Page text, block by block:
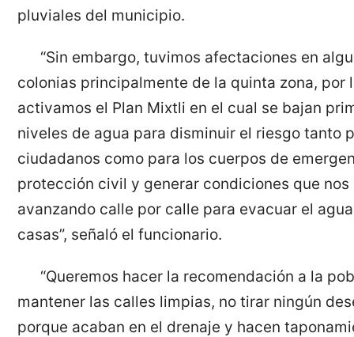
pluviales del municipio.
“Sin embargo, tuvimos afectaciones en
colonias principalmente de la quinta zona, por
activamos el Plan Mixtli en el cual se bajan
niveles de agua para disminuir el riesgo tanto
ciudadanos como para los cuerpos de
protección civil y generar condiciones que
avanzando calle por calle para evacuar el
casas”, señaló el funcionario.
“Queremos hacer la recomendación a la
mantener las calles limpias, no tirar ningún
porque acaban en el drenaje y hacen